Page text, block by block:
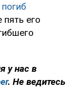
погиб
пять его
у нас в
. Не ведитесь